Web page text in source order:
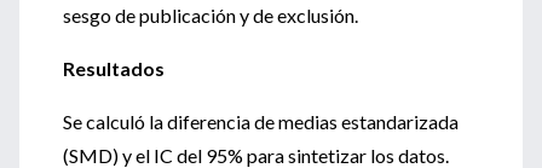
sesgo de publicación y de exclusión.
Resultados
Se calculó la diferencia de medias estandarizada
(SMD) y el IC del 95% para sintetizar los datos.